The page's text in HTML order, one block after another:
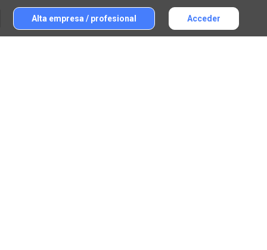
Alta empresa / profesional Acceder